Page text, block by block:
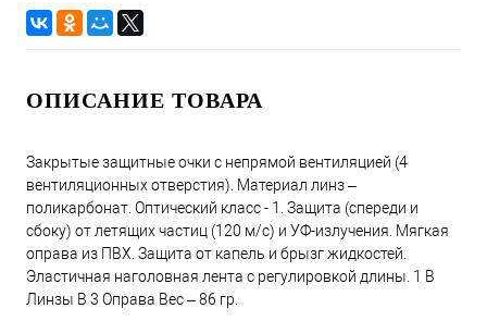
ОПИСАНИЕ ТОВАРА
Закрытые защитные очки с непрямой вентиляцией (4
вентиляционных отверстия). Материал линз –
поликарбонат. Оптический класс - 1. Защита (спереди и
сбоку) от летящих частиц (120 м/с) и УФ-излучения. Мягкая
оправа из ПВХ. Защита от капель и брызг жидкостей.
Эластичная наголовная лента с регулировкой длины. 1 B
Линзы B 3 Оправа Вес – 86 гр.